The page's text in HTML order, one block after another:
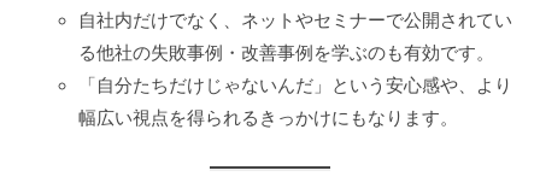
自社内だけでなく、ネットやセミナーで公開されてい
る他社の失敗事例・改善事例を学ぶのも有効です。
「自分たちだけじゃないんだ」という安心感や、より
幅広い視点を得られるきっかけにもなります。